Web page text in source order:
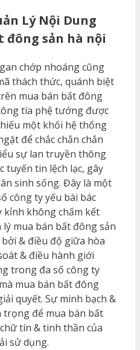
Lý Nội Dung
đông sản hà nội
chớp nhoáng cũng
thách thức, quánh biệt
mua bán bất đông
tía phệ tướng được
một khối hệ thống
để chắc chắn chắn
sự lan truyền thông
tuyến tin lệch lạc, gây
sinh sống. Đây là một
công ty yếu bài bác
kỉnh không chấm kết
mua bán bất đông sản
& điều độ giữa hòa
& điều hành giới
trong đa số công ty
mua bán bất đông
quyết. Sự minh bạch &
trọng để mua bán bất
tín & tinh thần của
sử dụng.